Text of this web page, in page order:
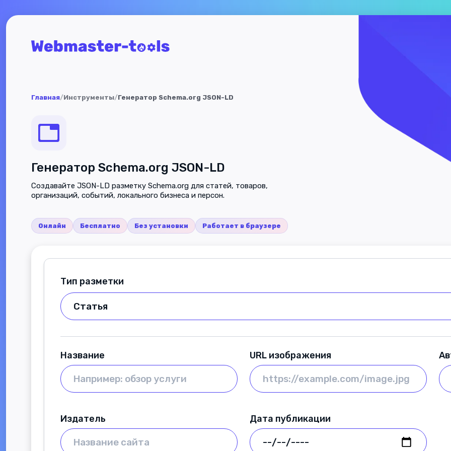
Главная/Инструменты/Генератор Schema.org JSON-LD
Генератор Schema.org JSON-LD
Создавайте JSON-LD разметку Schema.org для статей, товаров,
организаций, событий, локального бизнеса и персон.
Онлайн Бесплатно Без установки Работает в браузере
Тип разметки
Название URL изображения
Издатель Дата публикации